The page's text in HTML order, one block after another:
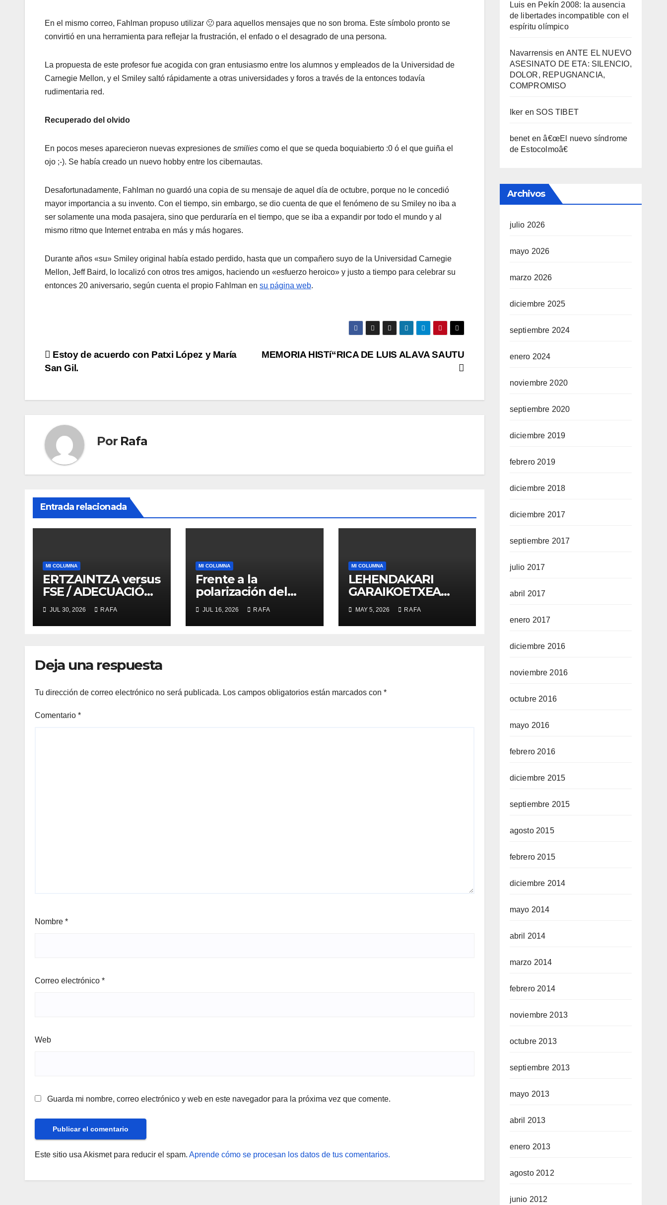
En el mismo correo, Fahlman propuso utilizar 🙁 para aquellos mensajes que no son broma. Este sí­mbolo pronto se
convirtió en una herramienta para reflejar la frustración, el enfado o el desagrado de una persona.
La propuesta de este profesor fue acogida con gran entusiasmo entre los alumnos y empleados de la Universidad de
Carnegie Mellon, y el Smiley saltó rápidamente a otras universidades y foros a través de la entonces todaví­a
rudimentaria red.
Recuperado del olvido
En pocos meses aparecieron nuevas expresiones de smilies como el que se queda boquiabierto :0 ó el que guiña el
ojo ;-). Se habí­a creado un nuevo hobby entre los cibernautas.
Desafortunadamente, Fahlman no guardó una copia de su mensaje de aquel dí­a de octubre, porque no le concedió
mayor importancia a su invento. Con el tiempo, sin embargo, se dio cuenta de que el fenómeno de su Smiley no iba a
ser solamente una moda pasajera, sino que perdurarí­a en el tiempo, que se iba a expandir por todo el mundo y al
mismo ritmo que Internet entraba en más y más hogares.
Durante años «su» Smiley original habí­a estado perdido, hasta que un compañero suyo de la Universidad Carnegie
Mellon, Jeff Baird, lo localizó con otros tres amigos, haciendo un «esfuerzo heroico» y justo a tiempo para celebrar su
entonces 20 aniversario, según cuenta el propio Fahlman en su página web.
Navegación
entradas
MEMORIA HISTí“RICA DE LUIS ALAVA SAUTU
Estoy de acuerdo con Patxi López y Marí­a
San Gil.
Por Rafa
Entrada relacionada
MI COLUMNA
ERTZAINTZA versus
FSE / ADECUACIÓN
versus
SUSTITUCIÓN
JUL 30, 2026 RAFA
MI COLUMNA
Frente a la
polarización del
ruido, la revolución
de la acogida
JUL 16, 2026 RAFA
MI COLUMNA
LEHENDAKARI
GARAIKOETXEA
UNA PERSONA QUE
DIGNIFICA EL
EJERCICIO DE LA
MAY 5, 2026 RAFA
Deja una respuesta
Tu dirección de correo electrónico no será publicada. Los campos obligatorios están marcados con *
Comentario *
Nombre *
Correo electrónico *
Web
Guarda mi nombre, correo electrónico y web en este navegador para la próxima vez que comente.
Este sitio usa Akismet para reducir el spam. Aprende cómo se procesan los datos de tus comentarios.
Luis en Pekí­n 2008: la ausencia
de libertades incompatible con el
espí­ritu olí­mpico
Navarrensis en ANTE EL NUEVO
ASESINATO DE ETA: SILENCIO,
DOLOR, REPUGNANCIA,
COMPROMISO
Iker en SOS TIBET
benetenâ€œEl nuevo sí­ndrome
de Estocolmoâ€
Archivos
julio 2026
mayo 2026
marzo 2026
diciembre 2025
septiembre 2024
enero 2024
noviembre 2020
septiembre 2020
diciembre 2019
febrero 2019
diciembre 2018
diciembre 2017
septiembre 2017
julio 2017
abril 2017
enero 2017
diciembre 2016
noviembre 2016
octubre 2016
mayo 2016
febrero 2016
diciembre 2015
septiembre 2015
agosto 2015
febrero 2015
diciembre 2014
mayo 2014
abril 2014
marzo 2014
febrero 2014
noviembre 2013
octubre 2013
septiembre 2013
mayo 2013
abril 2013
enero 2013
agosto 2012
junio 2012